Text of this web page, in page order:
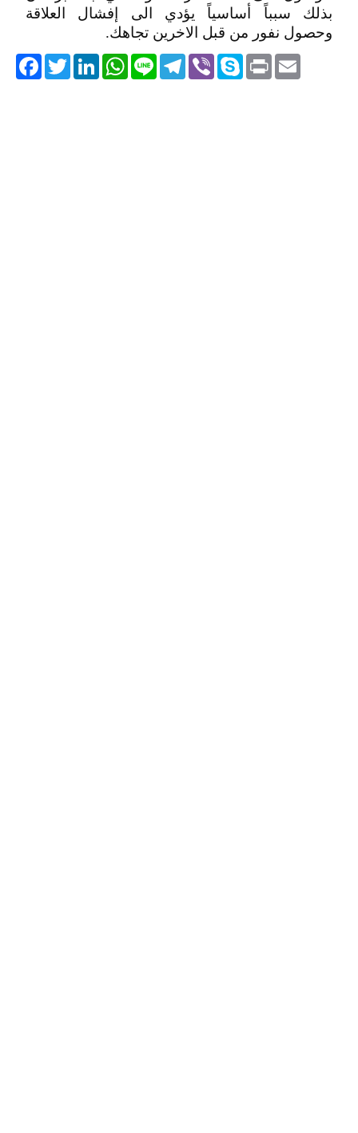
بذلك سبباً أساسياً يؤدي الى إفشال العلاقة
وحصول نفور من قبل الاخرين تجاهك.
TwitterLinkedIn
WhatsApp Line
Telegram ViberSkype PrintEmail